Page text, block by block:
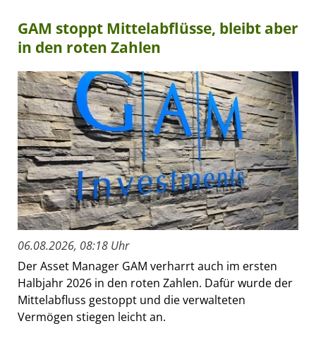
GAM stoppt Mittelabflüsse, bleibt aber
in den roten Zahlen
06.08.2026, 08:18 Uhr
Der Asset Manager GAM verharrt auch im ersten
Halbjahr 2026 in den roten Zahlen. Dafür wurde der
Mittelabfluss gestoppt und die verwalteten
Vermögen stiegen leicht an.